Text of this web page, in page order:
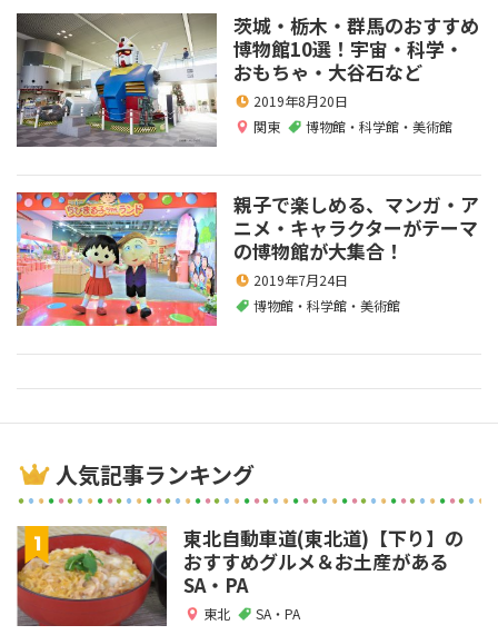
茨城・栃木・群馬のおすすめ
博物館10選！宇宙・科学・
おもちゃ・大谷石など
2019年8月20日
関東
博物館・科学館・美術館
親子で楽しめる、マンガ・ア
ニメ・キャラクターがテーマ
の博物館が大集合！
2019年7月24日
博物館・科学館・美術館
人気記事ランキング
東北自動車道(東北道)【下り】の
おすすめグルメ＆お土産がある
SA・PA
東北 SA・PA